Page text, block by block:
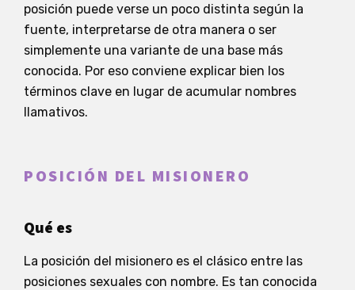
posición puede verse un poco distinta según la
fuente, interpretarse de otra manera o ser
simplemente una variante de una base más
conocida. Por eso conviene explicar bien los
términos clave en lugar de acumular nombres
llamativos.
POSICIÓN DEL MISIONERO
Qué es
La posición del misionero es el clásico entre las
posiciones sexuales con nombre. Es tan conocida